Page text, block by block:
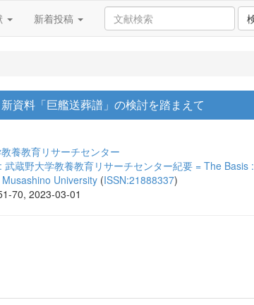
新着投稿
資料「巨艦送葬譜」の検討を踏まえて
養教育リサーチセンター
武蔵野大学教養教育リサーチセンター紀要 = The
University (ISSN:21888337)
70, 2023-03-01